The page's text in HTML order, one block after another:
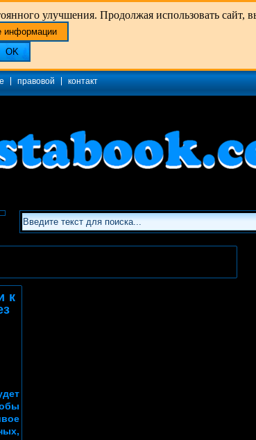
улучшения. Продолжая использовать сайт,
информации
OK
правовой контакт
к